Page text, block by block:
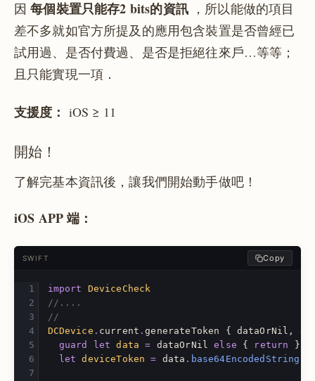
因每個裝置只能存2 bits的資訊，所以能做的項目
差不多就如官方所提及的應用包含裝置是否曾經已
試用過、是否付費過、是否是拒絕往來戶…等等；
且只能實現一項．
支援度： iOS ≥ 11
開始！
了解完基本資訊後，讓我們開始動手做吧！
iOS APP 端：
SWIFT Copy
import
DeviceCheck
//....
//
DCDevice . current .generateToken { dataOrNil ,
guard
let data = dataOrNil else { return
}
let
deviceToken = data . base64EncodedString